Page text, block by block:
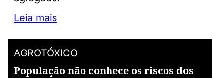
Leia mais
AGROTÓXICO
População não conhece os riscos dos